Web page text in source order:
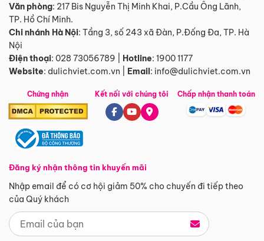
Văn phòng: 217 Bis Nguyễn Thị Minh Khai, P.Cầu Ông Lãnh,
TP. Hồ Chí Minh.
Chi nhánh Hà Nội: Tầng 3, số 243 xã Đàn, P.Đống Đa, TP. Hà
Nội
Điện thoại: 028 73056789 Hotline: 1900 1177
Website: dulichviet.com.vn Email: info@dulichviet.com.vn
Chứng nhận
Đăng ký nhận thông tin khuyến mãi
Nhập email để có cơ hội giảm 50% cho chuyến đi tiếp theo
của Quý khách
Kết nối với chúng tôi Chấp nhận thanh toán